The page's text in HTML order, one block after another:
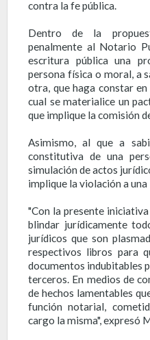
contra la fe pública.
Dentro de la
penalmente al Notario
escritura pública una
persona física o moral, a
otra, que haga constar
cual se materialice un
que implique la comisión
Asimismo, al que a
constitutiva de una
simulación de actos
implique la violación a una
"Con la presente
blindar jurídicamente
jurídicos que son
respectivos libros para
documentos indubitables
terceros. En medios de
de hechos lamentables
función notarial,
cargo la misma", expresó